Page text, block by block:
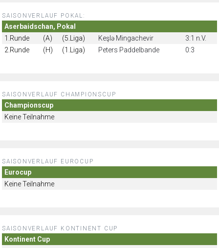
SAISONVERLAUF POKAL:
Aserbaidschan, Pokal
1.Runde
(A) (5.Liga) Keşlə Mingachevir
3:1 n.V.
2.Runde
(H) (1.Liga) Peters Paddelbande 0:3
SAISONVERLAUF CHAMPIONSCUP
Championscup
Keine Teilnahme
SAISONVERLAUF EUROCUP
Eurocup
Keine Teilnahme
SAISONVERLAUF KONTINENT CUP
Kontinent Cup